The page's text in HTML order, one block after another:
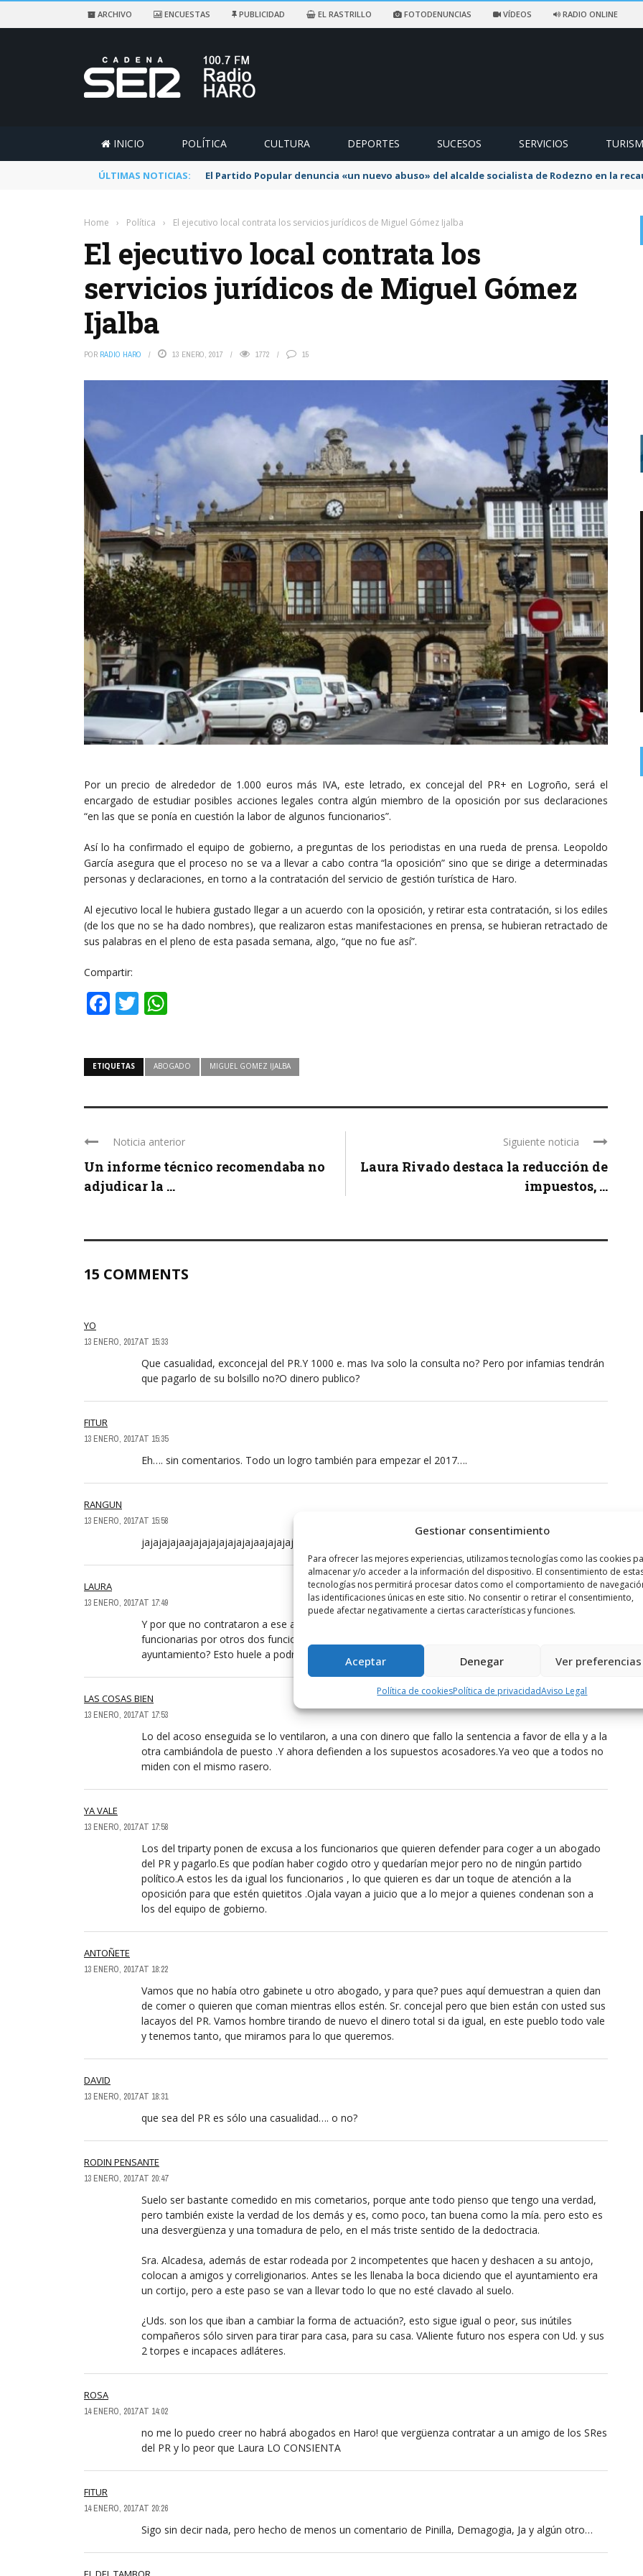
Gestionar consentimiento
Para ofrecer las mejores experiencias, utilizamos tecnologías como las cookies
almacenar y/o acceder a la información del dispositivo. El consentimiento de
tecnologías nos permitirá procesar datos como el comportamiento de
las identificaciones únicas en este sitio. No consentir o retirar el consentimiento,
puede afectar negativamente a ciertas características y funciones.
Aceptar Denegar Ver preferencias
Política de cookiesPolítica de privacidadAviso Legal
ARCHIVO ENCUESTAS PUBLICIDAD EL RASTRILLO FOTODENUNCIAS VÍDEOS RADIO ONLINE
INICIO POLÍTICA CULTURA DEPORTES SUCESOS SERVICIOS
ÚLTIMAS NOTICIAS: El Partido Popular denuncia «un nuevo abuso» del alcalde socialista de Rodezno en la
Home › Política › El ejecutivo local contrata los servicios jurídicos de Miguel Gómez Ijalba
El ejecutivo local contrata los
servicios jurídicos de Miguel Gómez
Ijalba
POR RADIO HARO 13 ENERO, 2017 1772 15
Por un precio de alrededor de 1.000 euros más IVA, este letrado, ex concejal del PR+ en Logroño, será el
encargado de estudiar posibles acciones legales contra algún miembro de la oposición por sus declaraciones
“en las que se ponía en cuestión la labor de algunos funcionarios”.
Así lo ha confirmado el equipo de gobierno, a preguntas de los periodistas en una rueda de prensa. Leopoldo
García asegura que el proceso no se va a llevar a cabo contra “la oposición” sino que se dirige a determinadas
personas y declaraciones, en torno a la contratación del servicio de gestión turística de Haro.
Al ejecutivo local le hubiera gustado llegar a un acuerdo con la oposición, y retirar esta contratación, si los ediles
(de los que no se ha dado nombres), que realizaron estas manifestaciones en prensa, se hubieran retractado de
sus palabras en el pleno de esta pasada semana, algo, “que no fue así”.
Compartir:
Facebook
Twitter
ETIQUETAS ABOGADO MIGUEL GOMEZ IJALBA
Noticia anterior
Un informe técnico recomendaba no
adjudicar la ...
Siguiente noticia
Laura Rivado destaca la reducción de
impuestos, ...
15 COMMENTS
YO
13 ENERO, 2017 AT 15:33
Que casualidad, exconcejal del PR.Y 1000 e. mas Iva solo la consulta no? Pero por infamias tendrán
que pagarlo de su bolsillo no?O dinero publico?
FITUR
13 ENERO, 2017 AT 15:35
Eh…. sin comentarios. Todo un logro también para empezar el 2017….
RANGUN
13 ENERO, 2017 AT 15:58
LAURA
13 ENERO, 2017 AT 17:49
Y por que no contrataron a ese abogado en los dos supuestos casos de acoso laboral a dos
funcionarias por otros dos funcionarios y que estos últimos son a los que ahora SI va a defender el
ayuntamiento? Esto huele a podrido.
LAS COSAS BIEN
13 ENERO, 2017 AT 17:53
Lo del acoso enseguida se lo ventilaron, a una con dinero que fallo la sentencia a favor de ella y a la
otra cambiándola de puesto .Y ahora defienden a los supuestos acosadores.Ya veo que a todos no
miden con el mismo rasero.
YA VALE
13 ENERO, 2017 AT 17:58
Los del triparty ponen de excusa a los funcionarios que quieren defender para coger a un abogado
del PR y pagarlo.Es que podían haber cogido otro y quedarían mejor pero no de ningún partido
político.A estos les da igual los funcionarios , lo que quieren es dar un toque de atención a la
oposición para que estén quietitos .Ojala vayan a juicio que a lo mejor a quienes condenan son a
los del equipo de gobierno.
ANTOÑETE
13 ENERO, 2017 AT 18:22
Vamos que no había otro gabinete u otro abogado, y para que? pues aquí demuestran a quien dan
de comer o quieren que coman mientras ellos estén. Sr. concejal pero que bien están con usted sus
lacayos del PR. Vamos hombre tirando de nuevo el dinero total si da igual, en este pueblo todo vale
y tenemos tanto, que miramos para lo que queremos.
DAVID
13 ENERO, 2017 AT 18:31
que sea del PR es sólo una casualidad…. o no?
RODIN PENSANTE
13 ENERO, 2017 AT 20:47
Suelo ser bastante comedido en mis cometarios, porque ante todo pienso que tengo una verdad,
pero también existe la verdad de los demás y es, como poco, tan buena como la mía. pero esto es
una desvergüenza y una tomadura de pelo, en el más triste sentido de la dedoctracia.
Sra. Alcadesa, además de estar rodeada por 2 incompetentes que hacen y deshacen a su antojo,
colocan a amigos y correligionarios. Antes se les llenaba la boca diciendo que el ayuntamiento era
un cortijo, pero a este paso se van a llevar todo lo que no esté clavado al suelo.
¿Uds. son los que iban a cambiar la forma de actuación?, esto sigue igual o peor, sus inútiles
compañeros sólo sirven para tirar para casa, para su casa. VAliente futuro nos espera con Ud. y sus
2 torpes e incapaces adláteres.
ROSA
14 ENERO, 2017 AT 14:02
no me lo puedo creer no habrá abogados en Haro! que vergüenza contratar a un amigo de los SRes
del PR y lo peor que Laura LO CONSIENTA
FITUR
14 ENERO, 2017 AT 20:26
Sigo sin decir nada, pero hecho de menos un comentario de Pinilla, Demagogia, Ja y algún otro…